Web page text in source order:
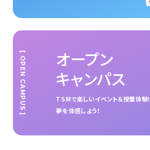
オープン
キャンパス
TSMで楽しいイベント＆授業体験！
夢を体感しよう！
[ OPEN CAMPUS ]